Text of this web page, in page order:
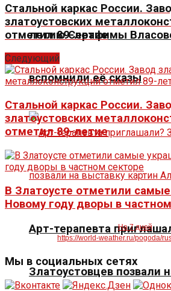
летию Серафимы
вспомнили её сказы
Арт-терапевта
Златоустовцев позвали
Стальной каркас России.
златоустовских
отметил 89-летие
Следующий
Стальной каркас России.
златоустовских
отметил 89-летие
В Златоусте отметили
Новому году дворы в
На 7 дней
https://world-weather.ru/pogoda/
Мы в социальных сетях